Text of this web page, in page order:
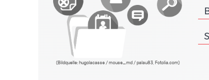
(Bildquelle: hugolacasse / mouse_md / palau83, Fotolia.com)